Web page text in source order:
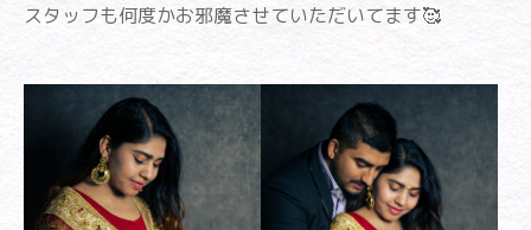
スタッフも何度かお邪魔させていただいてます🥰